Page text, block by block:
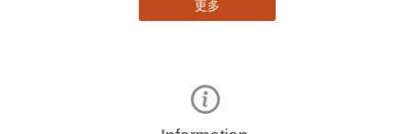
更多